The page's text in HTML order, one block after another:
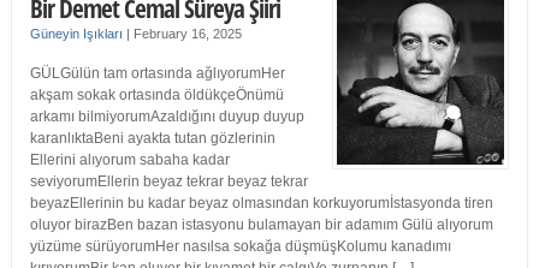
Bir Demet Cemal Süreya Şiiri
Güneyin Işıkları | February 16, 2025
GÜLGülün tam ortasında ağlıyorumHer
akşam sokak ortasında öldükçeÖnümü
arkamı bilmiyorumAzaldığını duyup duyup
karanlıktaBeni ayakta tutan gözlerinin
Ellerini alıyorum sabaha kadar
seviyorumEllerin beyaz tekrar beyaz tekrar
beyazEllerinin bu kadar beyaz olmasından korkuyorumİstasyonda tiren
oluyor birazBen bazan istasyonu bulamayan bir adamım Gülü alıyorum
yüzüme sürüyorumHer nasılsa sokağa düşmüşKolumu kanadımı